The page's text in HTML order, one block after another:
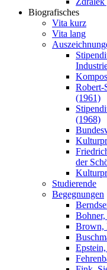
Biografisches
Vita kurz
Vita lang
Robert-
(1961)
(1968)
der
Studierende
Begegnungen
Brown,
Epstein,